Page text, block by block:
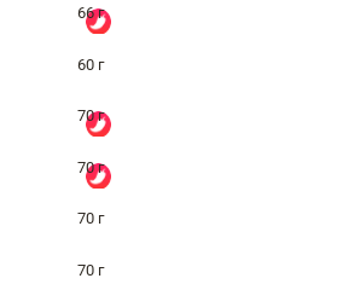
66 г
60 г
70 г
70 г
70 г
70 г